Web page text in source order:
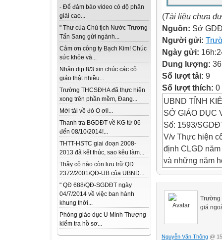
- Để đảm bảo video có độ phân
giải cao...
" Thư của Chủ tịch Nước Trương
Tấn Sang gửi ngành...
Cảm ơn công ty Bạch Kim! Chúc
sức khỏe và...
Nhân dịp 8/3 xin chúc các cô
giáo thật nhiều...
Trường THCSĐHA đã thực hiện
xong trên phần mềm, Đang...
Mới tải về đó O ơi!...
Thanh tra BGDĐT về KG từ 06
đến 08/10/2014!...
THTT-HSTC giai đoạn 2008-
2013 đã kết thúc, sao kêu làm...
Thầy cô nào còn lưu trữ QĐ
2372/2001/QĐ-UB của UBND...
" QĐ 688/QĐ-SGDĐT ngày
04/7/2014 về việc ban hành
khung thời...
Phòng giáo dục U Minh Thượng
kiểm tra hồ sơ...
(Tài liệu chưa
Nguồn: Sở
Người gửi:
Ngày gửi:
Dung lượng:
Số lượt tải: 9
Số lượt thích: 0
UBND TỈNH
SỞ GIÁO DỤC
Số: 1593/
V/v Thực hiện
định CLGD
và những năm
Kính gửi:
- Hiệu trưởng
- Trưởng
Trường
giá
Nguyễn Văn Thông @